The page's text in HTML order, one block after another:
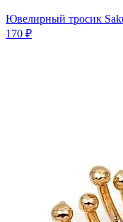
Ювелирный тросик
170 ₽